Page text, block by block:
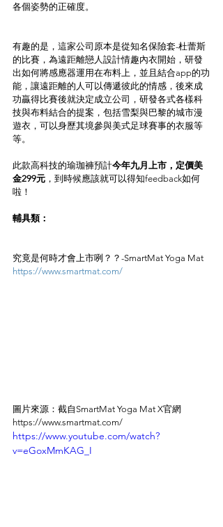
各個姿勢的正確度。
有趣的是，這家公司原本是從知名保險套-杜蕾斯
的比賽，為遠距離戀人設計情趣內衣開始，研發
出如何將感應器運用在布料上，並且結合app的功
能，讓遠距離的人可以傳遞彼此的情感，後來成
功贏得比賽後就決定成立公司，研發各式各樣科
技與布料結合的提案，包括雪梨與巴黎的城市漫
遊衣，可以身歷其境參與美式足球賽事的衣服等
等。
此款高科技的瑜珈褲預計今年九月上市，定價美
金299元 ，到時候應該就可以得知feedback如何
啦！
輔具類：
究竟是何時才會上市咧？？-SmartMat Yoga Mat
https://www.smartmat.com/
圖片來源：截自SmartMat Yoga Mat X官網
https://www.smartmat.com/
https://www.youtube.com/watch?
v=eGoxMmKAG_I